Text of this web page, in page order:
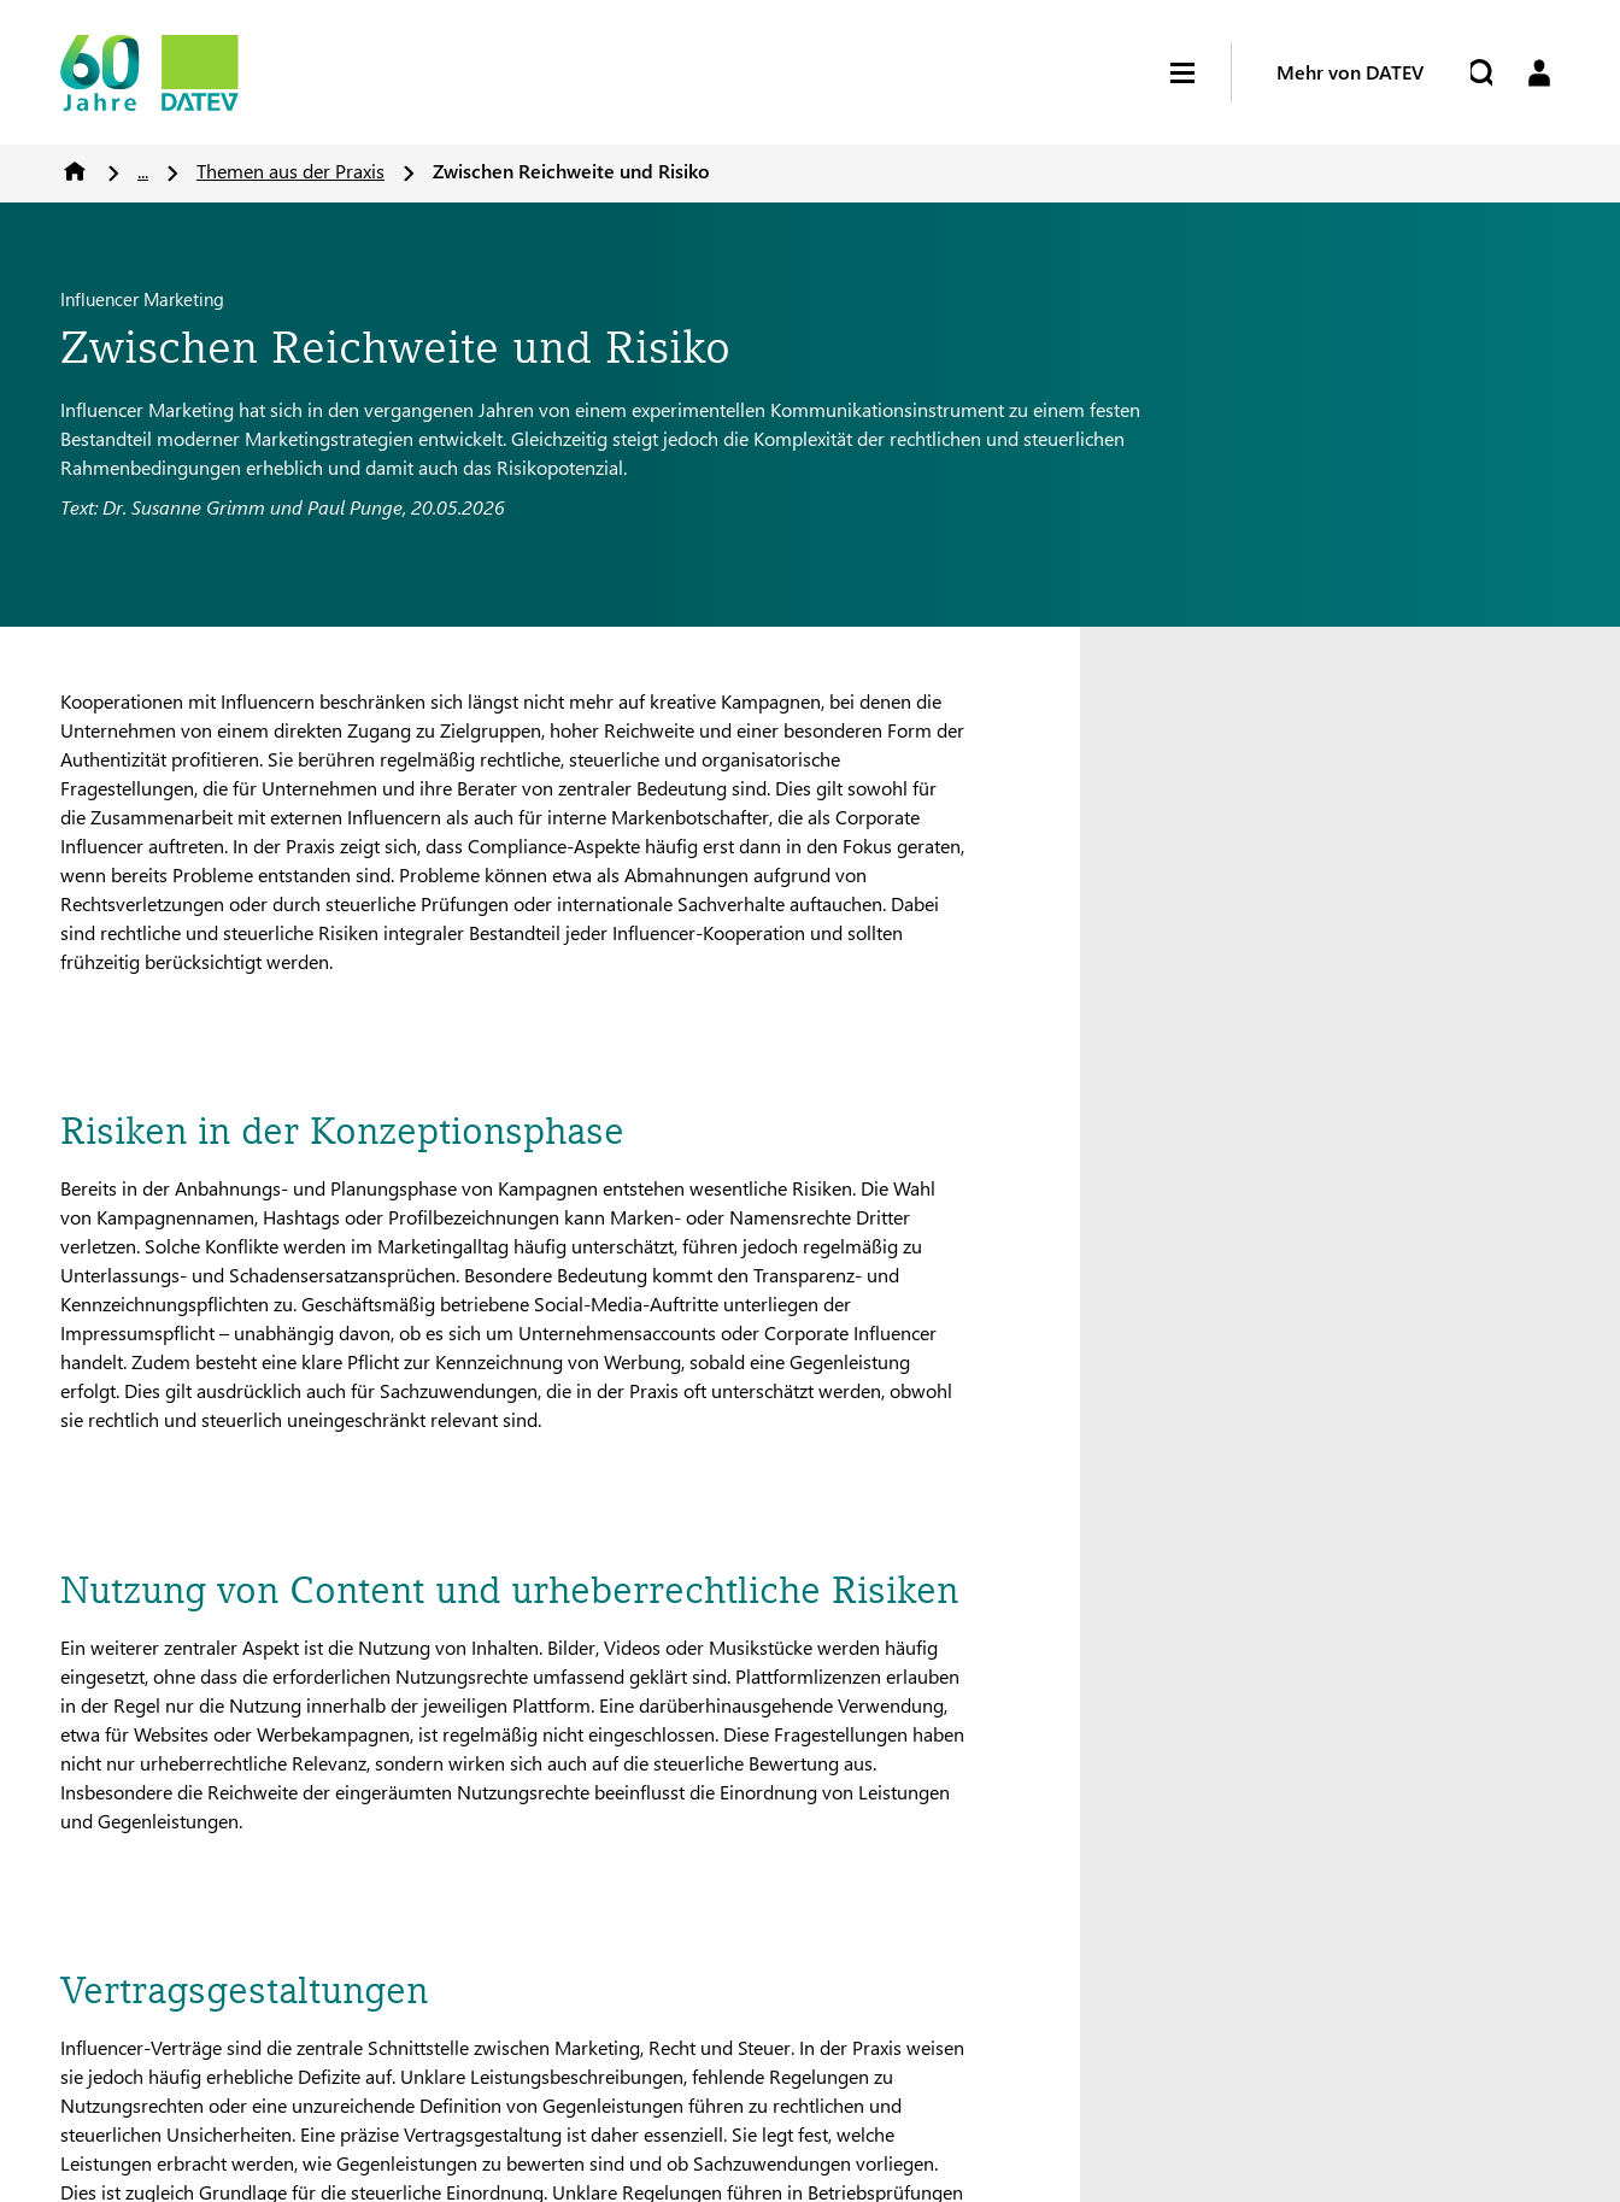
Mehr von DATEV
... Themen aus der Praxis Zwischen Reichweite und Risiko
Influencer Marketing
Zwischen Reichweite und Risiko
Influencer Marketing hat sich in den vergangenen Jahren von einem experimentellen Kommunikationsinstrument zu einem festen
Bestandteil moderner Marketingstrategien entwickelt. Gleichzeitig steigt jedoch die Komplexität der rechtlichen und steuerlichen
Rahmenbedingungen erheblich und damit auch das Risikopotenzial.
Text: Dr. Susanne Grimm und Paul Punge, 20.05.2026
Kooperationen mit Influencern beschränken sich längst nicht mehr auf kreative Kampagnen, bei denen die
Unternehmen von einem direkten Zugang zu Zielgruppen, hoher Reichweite und einer besonderen Form der
Authentizität profitieren. Sie berühren regelmäßig rechtliche, steuerliche und organisatorische
Fragestellungen, die für Unternehmen und ihre Berater von zentraler Bedeutung sind. Dies gilt sowohl für
die Zusammenarbeit mit externen Influencern als auch für interne Markenbotschafter, die als Corporate
Influencer auftreten. In der Praxis zeigt sich, dass Compliance-Aspekte häufig erst dann in den Fokus geraten,
wenn bereits Probleme entstanden sind. Probleme können etwa als Abmahnungen aufgrund von
Rechtsverletzungen oder durch steuerliche Prüfungen oder internationale Sachverhalte auftauchen. Dabei
sind rechtliche und steuerliche Risiken integraler Bestandteil jeder Influencer-Kooperation und sollten
frühzeitig berücksichtigt werden.
Risiken in der Konzeptionsphase
Bereits in der Anbahnungs- und Planungsphase von Kampagnen entstehen wesentliche Risiken. Die Wahl
von Kampagnennamen, Hashtags oder Profilbezeichnungen kann Marken- oder Namensrechte Dritter
verletzen. Solche Konflikte werden im Marketingalltag häufig unterschätzt, führen jedoch regelmäßig zu
Unterlassungs- und Schadensersatzansprüchen. Besondere Bedeutung kommt den Transparenz- und
Kennzeichnungspflichten zu. Geschäftsmäßig betriebene Social-Media-Auftritte unterliegen der
Impressumspflicht – unabhängig davon, ob es sich um Unternehmensaccounts oder Corporate Influencer
handelt. Zudem besteht eine klare Pflicht zur Kennzeichnung von Werbung, sobald eine Gegenleistung
erfolgt. Dies gilt ausdrücklich auch für Sachzuwendungen, die in der Praxis oft unterschätzt werden, obwohl
sie rechtlich und steuerlich uneingeschränkt relevant sind.
Nutzung von Content und urheberrechtliche Risiken
Ein weiterer zentraler Aspekt ist die Nutzung von Inhalten. Bilder, Videos oder Musikstücke werden häufig
eingesetzt, ohne dass die erforderlichen Nutzungsrechte umfassend geklärt sind. Plattformlizenzen erlauben
in der Regel nur die Nutzung innerhalb der jeweiligen Plattform. Eine darüberhinausgehende Verwendung,
etwa für Websites oder Werbekampagnen, ist regelmäßig nicht eingeschlossen. Diese Fragestellungen haben
nicht nur urheberrechtliche Relevanz, sondern wirken sich auch auf die steuerliche Bewertung aus.
Insbesondere die Reichweite der eingeräumten Nutzungsrechte beeinflusst die Einordnung von Leistungen
und Gegenleistungen.
Vertragsgestaltungen
Influencer-Verträge sind die zentrale Schnittstelle zwischen Marketing, Recht und Steuer. In der Praxis weisen
sie jedoch häufig erhebliche Defizite auf. Unklare Leistungsbeschreibungen, fehlende Regelungen zu
Nutzungsrechten oder eine unzureichende Definition von Gegenleistungen führen zu rechtlichen und
steuerlichen Unsicherheiten. Eine präzise Vertragsgestaltung ist daher essenziell. Sie legt fest, welche
Leistungen erbracht werden, wie Gegenleistungen zu bewerten sind und ob Sachzuwendungen vorliegen.
Dies ist zugleich Grundlage für die steuerliche Einordnung. Unklare Regelungen führen in Betriebsprüfungen